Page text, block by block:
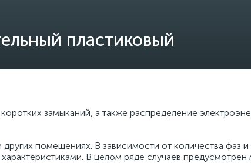
пластиковый
замыканий, а также распределение
помещениях. В зависимости от количества фаз и
В целом ряде случаев предусмотрен